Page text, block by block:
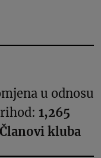
u odnosu
1,265
Članovi kluba